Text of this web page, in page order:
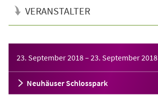
VERANSTALTER
23. September 2018– 23. September 2018
Neuhäuser Schlosspark